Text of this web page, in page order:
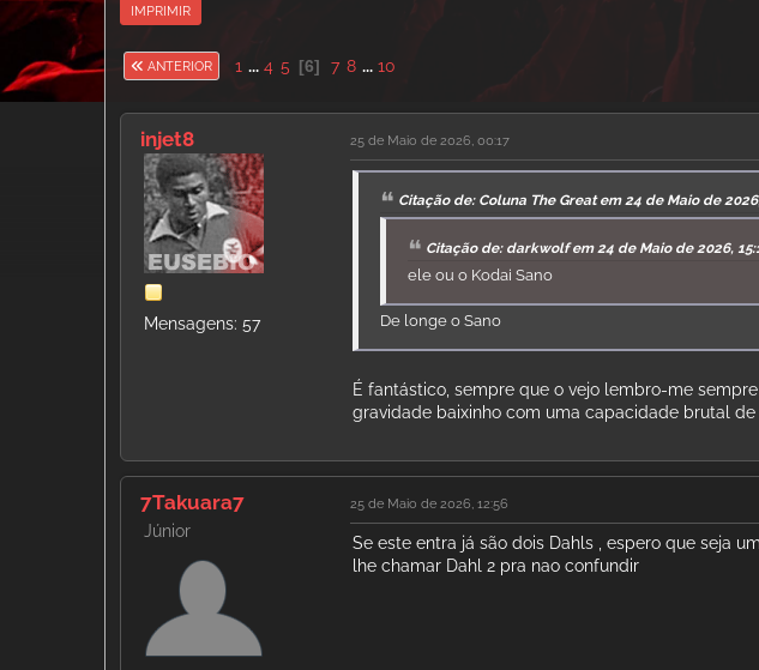
IMPRIMIR
ANTERIOR 1 ... 4 5 6 7 8 ... 10
injet8
Mensagens: 57
25 de Maio de 2026, 00:17
Citação de: Coluna The Great em 24 de Maio de
Citação de: darkwolf em 24 de Maio de 2026,
ele ou o Kodai Sano
De longe o Sano
É fantástico, sempre que o vejo lembro-me
gravidade baixinho com uma capacidade brutal
7Takuara7
Júnior
25 de Maio de 2026, 12:56
Se este entra já são dois Dahls , espero que seja
lhe chamar Dahl 2 pra nao confundir